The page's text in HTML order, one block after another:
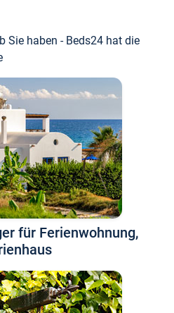
Sie haben - Beds24 hat die
für Ferienwohnung,